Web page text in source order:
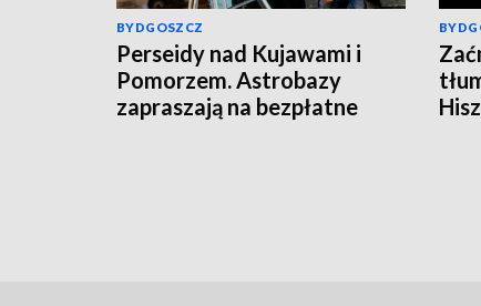
BYDGOSZCZ
Perseidy nad Kujawami i
Pomorzem. Astrobazy
zapraszają na bezpłatne